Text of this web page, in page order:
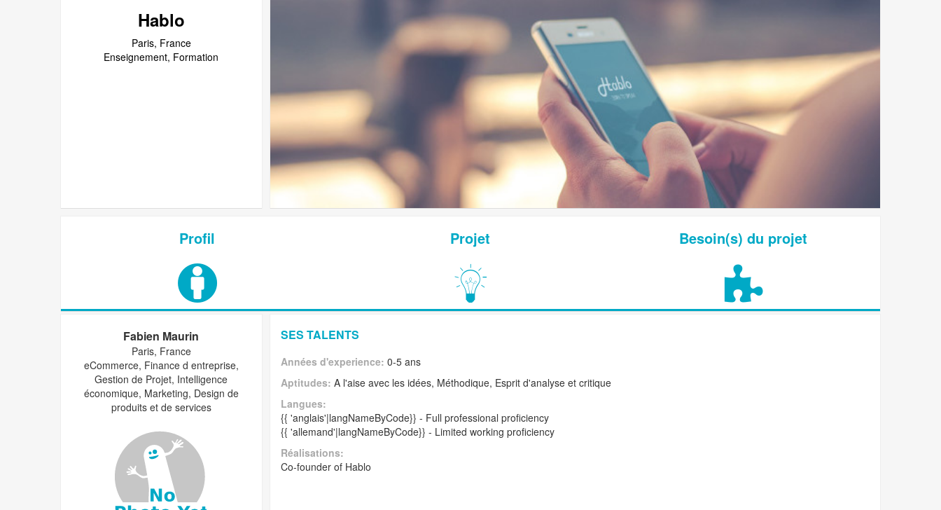
Hablo
Paris, France
Enseignement, Formation
Profil Projet Besoin(s) du projet
Fabien Maurin
Paris, France
eCommerce, Finance d entreprise,
Gestion de Projet, Intelligence
économique, Marketing, Design de
produits et de services
SES TALENTS
Années d'experience: 0-5 ans
Aptitudes: A l'aise avec les idées, Méthodique, Esprit d'analyse et critique
Langues:
{{ 'anglais'|langNameByCode}} - Full professional proficiency
{{ 'allemand'|langNameByCode}} - Limited working proficiency
Réalisations:
Co-founder of Hablo